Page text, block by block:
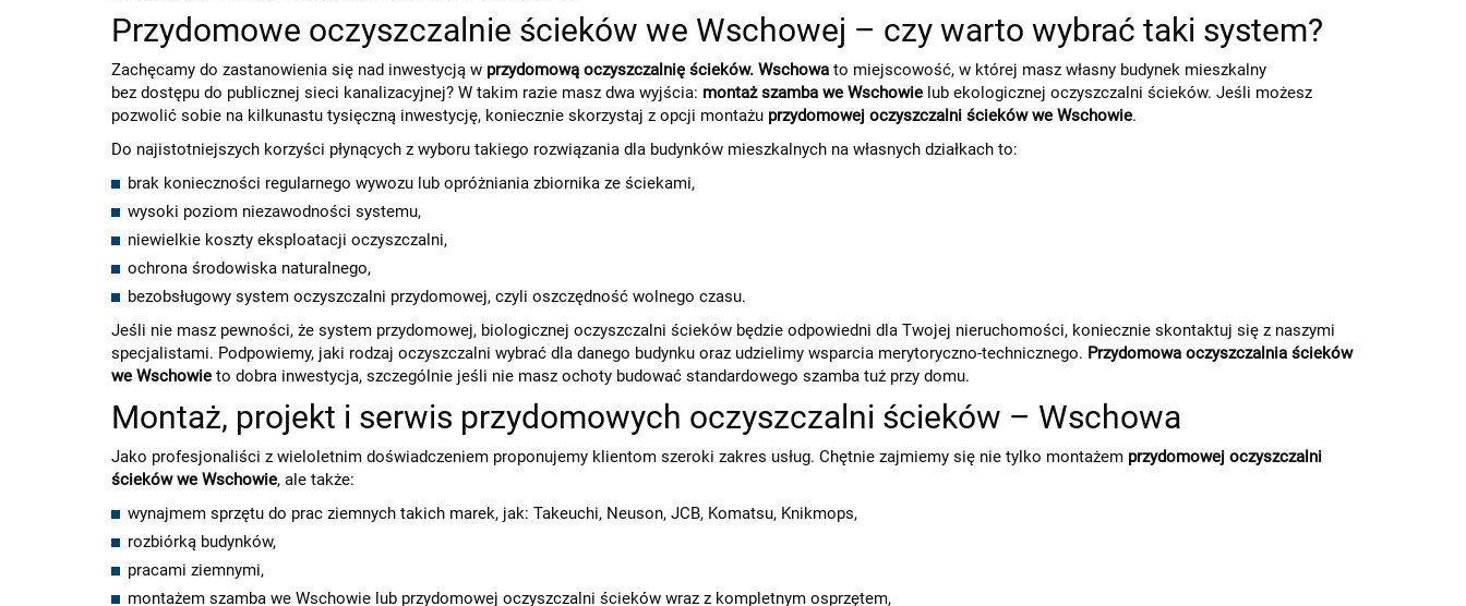
Przydomowe oczyszczalnie ścieków we Wschowej – czy warto wybrać taki system?
Zachęcamy do zastanowienia się nad inwestycją w przydomową oczyszczalnię ścieków. Wschowa to miejscowość, w której masz własny budynek mieszkalny
bez dostępu do publicznej sieci kanalizacyjnej? W takim razie masz dwa wyjścia: montaż szamba we Wschowie lub ekologicznej oczyszczalni ścieków. Jeśli możesz
pozwolić sobie na kilkunastu tysięczną inwestycję, koniecznie skorzystaj z opcji montażu przydomowej oczyszczalni ścieków we Wschowie.
Do najistotniejszych korzyści płynących z wyboru takiego rozwiązania dla budynków mieszkalnych na własnych działkach to:
brak konieczności regularnego wywozu lub opróżniania zbiornika ze ściekami,
wysoki poziom niezawodności systemu,
niewielkie koszty eksploatacji oczyszczalni,
ochrona środowiska naturalnego,
bezobsługowy system oczyszczalni przydomowej, czyli oszczędność wolnego czasu.
Jeśli nie masz pewności, że system przydomowej, biologicznej oczyszczalni ścieków będzie odpowiedni dla Twojej nieruchomości, koniecznie skontaktuj się z naszymi
specjalistami. Podpowiemy, jaki rodzaj oczyszczalni wybrać dla danego budynku oraz udzielimy wsparcia merytoryczno-technicznego. Przydomowa oczyszczalnia ścieków
we Wschowie to dobra inwestycja, szczególnie jeśli nie masz ochoty budować standardowego szamba tuż przy domu.
Montaż, projekt i serwis przydomowych oczyszczalni ścieków – Wschowa
Jako profesjonaliści z wieloletnim doświadczeniem proponujemy klientom szeroki zakres usług. Chętnie zajmiemy się nie tylko montażem przydomowej oczyszczalni
ścieków we Wschowie, ale także:
wynajmem sprzętu do prac ziemnych takich marek, jak: Takeuchi, Neuson, JCB, Komatsu, Knikmops,
rozbiórką budynków,
pracami ziemnymi,
montażem szamba we Wschowie lub przydomowej oczyszczalni ścieków wraz z kompletnym osprzętem,